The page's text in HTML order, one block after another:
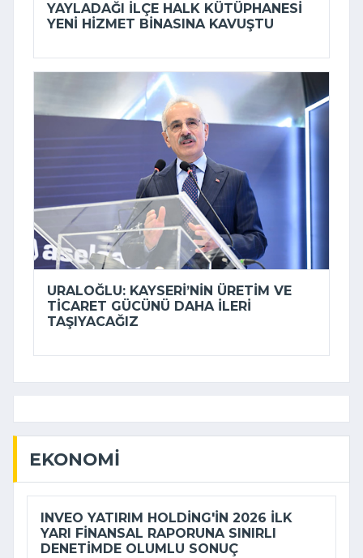
YAYLADAĞI İLÇE HALK KÜTÜPHANESI
YENI HIZMET BINASINA KAVUŞTU
URALOĞLU: KAYSERI’NIN ÜRETIM VE
TICARET GÜCÜNÜ DAHA ILERI
TAŞIYACAĞIZ
EKONOMI
INVEO YATIRIM HOLDING'IN 2026 ILK
YARI FINANSAL RAPORUNA SINIRLI
DENETIMDE OLUMLU SONUÇ